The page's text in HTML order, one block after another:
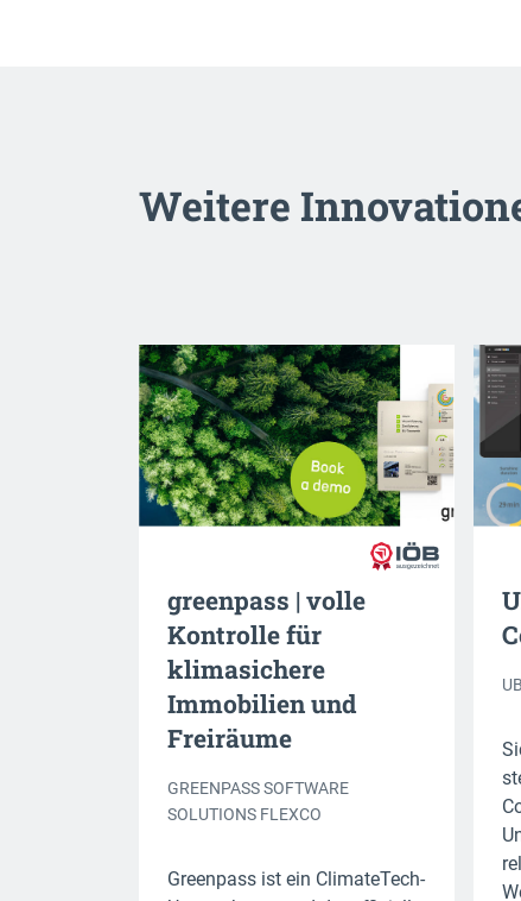
Weitere
greenpass | volle
Kontrolle für
klimasichere
Immobilien und
Freiräume
GREENPASS SOFTWARE
SOLUTIONS FLEXCO
Greenpass ist ein ClimateTech-